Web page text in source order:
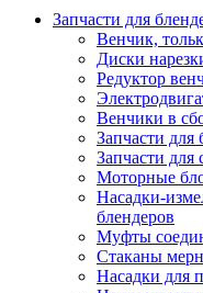
Запчасти для
Венчик,
Диски
Редуктор
Венчики в
Запчасти для
Запчасти для
Моторные
Насадки-
блендеров
Муфты
Стаканы
Насадки для